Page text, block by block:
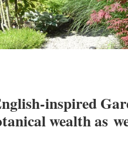
inspired
wealth as